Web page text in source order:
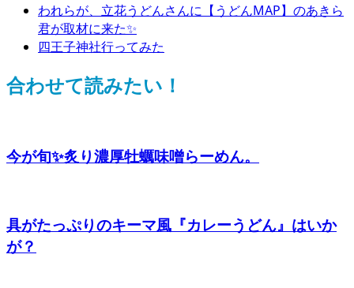
われらが、立花うどんさんに【うどんMAP】のあきら
君が取材に来た✨
四王子神社行ってみた
合わせて読みたい！
今が旬✨炙り濃厚牡蠣味噌らーめん。
具がたっぷりのキーマ風『カレーうどん』はいか
が？